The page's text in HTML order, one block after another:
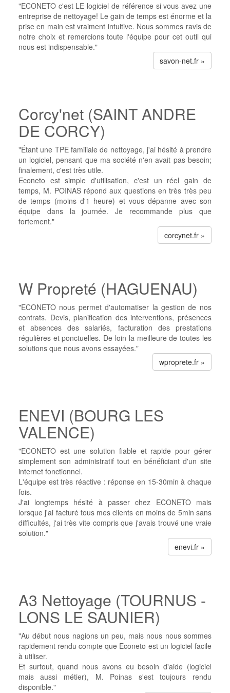
"ECONETO c'est LE logiciel de référence si vous avez une
entreprise de nettoyage! Le gain de temps est énorme et la
prise en main est vraiment intuitive. Nous sommes ravis de
notre choix et remercions toute l'équipe pour cet outil qui
nous est indispensable."
savon-net.fr »
Corcy'net (SAINT ANDRE
DE CORCY)
"Étant une TPE familiale de nettoyage, j'ai hésité à prendre
un logiciel, pensant que ma société n'en avait pas besoin;
finalement, c'est très utile.
Econeto est simple d'utilisation, c'est un réel gain de
temps, M. POINAS répond aux questions en très très peu
de temps (moins d'1 heure) et vous dépanne avec son
équipe dans la journée. Je recommande plus que
fortement."
corcynet.fr »
W Propreté (HAGUENAU)
"ECONETO nous permet d'automatiser la gestion de nos
contrats. Devis, planification des interventions, présences
et absences des salariés, facturation des prestations
régulières et ponctuelles. De loin la meilleure de toutes les
solutions que nous avons essayées."
wproprete.fr »
ENEVI (BOURG LES
VALENCE)
"ECONETO est une solution fiable et rapide pour gérer
simplement son administratif tout en bénéficiant d'un site
internet fonctionnel.
L'équipe est très réactive : réponse en 15-30min à chaque
fois.
J'ai longtemps hésité à passer chez ECONETO mais
lorsque j'ai facturé tous mes clients en moins de 5min sans
difficultés, j'ai très vite compris que j'avais trouvé une vraie
solution."
enevi.fr »
A3 Nettoyage (TOURNUS -
LONS LE SAUNIER)
"Au début nous nagions un peu, mais nous nous sommes
rapidement rendu compte que Econeto est un logiciel facile
à utiliser.
Et surtout, quand nous avons eu besoin d'aide (logiciel
mais aussi métier), M. Poinas s'est toujours rendu
disponible."